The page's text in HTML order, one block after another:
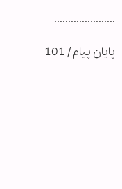
......................
پایان پیام / 101